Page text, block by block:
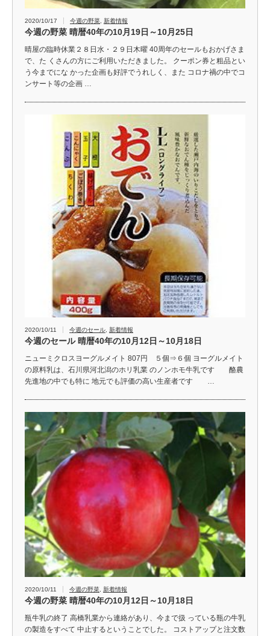
2020/10/17 今週の野菜 新着情報
今週の野菜 晴暦40年の10月19日～10月25日
晴屋の臨時休業２８日水・２９日木曜 40周年のセールもおかげさま
で、た くさんの方にご利用いただきました。 クーポン券と粗品とい
う今までにな かった企画も好評でうれしく、また コロナ禍の中でコ
ンサート等の企画 …
2020/10/11 今週のセール 新着情報
今週のセール 晴暦40年の10月12日～10月18日
ニューミクロスヨーグルメイト 807円 ５個⇒６個 ヨーグルメイト
の原料乳は、石川県河北潟のホリ乳業 のノンホモ牛乳です 酪農
先進地の中でも特に 地元でも評価の高い生産者です …
2020/10/11 今週の野菜, 新着情報
今週の野菜 晴暦40年の10月12日～10月18日
瓶牛乳の終了 高橋乳業から連絡があり、今まで扱 っている瓶の牛乳
の製造をすべて 中止するということでした。 コストアップと注文数